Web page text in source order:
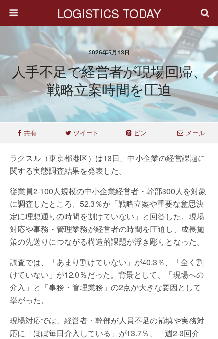
LOGISTICS TODAY
2026年5月13日
人手不足で経営者が現場回帰、
戦略立案時間を圧迫
共有 ツイート ピン メール
ラクスル（東京都港区）は13日、中小企業の経営課題に
関する実態調査結果を発表した。
従業員2-100人規模の中小企業経営者・幹部300人を対象
に調査したところ、52.3％が「戦略立案や重要な意思決
定に理想通りの時間を割けていない」と回答した。現場
対応や事務・管理業務が経営者の時間を圧迫し、成長施
策の先送りにつながる構造的課題が浮き彫りとなった。
調査では、「あまり割けていない」が40.3％、「全く割
けていない」が12.0％だった。背景として、「現場への
介入」と「事務・管理業務」の2点が大きな要因として
挙がった。
現場対応では、経営者・幹部が人員不足の補填や実務対
応に「ほぼ毎日介入している」が13.7％、「週2-3回介